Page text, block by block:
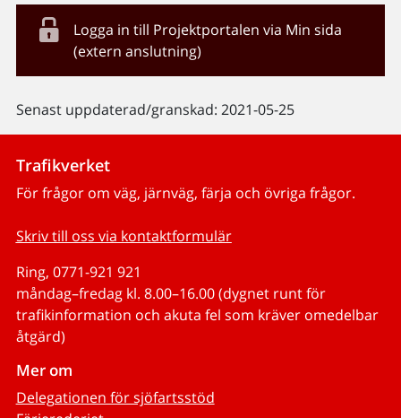
Logga in till Projektportalen via Min sida
(extern anslutning)
Senast uppdaterad/granskad: 2021-05-25
Trafikverket
För frågor om väg, järnväg, färja och övriga frågor.
Skriv till oss via kontaktformulär
Ring, 0771-921 921
måndag–fredag kl. 8.00–16.00 (dygnet runt för
trafikinformation och akuta fel som kräver omedelbar
åtgärd)
Mer om
Delegationen för sjöfartsstöd